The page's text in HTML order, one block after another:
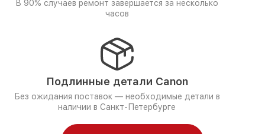
В 90% случаев ремонт завершается за несколько
часов
Подлинные детали Canon
Без ожидания поставок — необходимые детали в
наличии в Санкт-Петербурге